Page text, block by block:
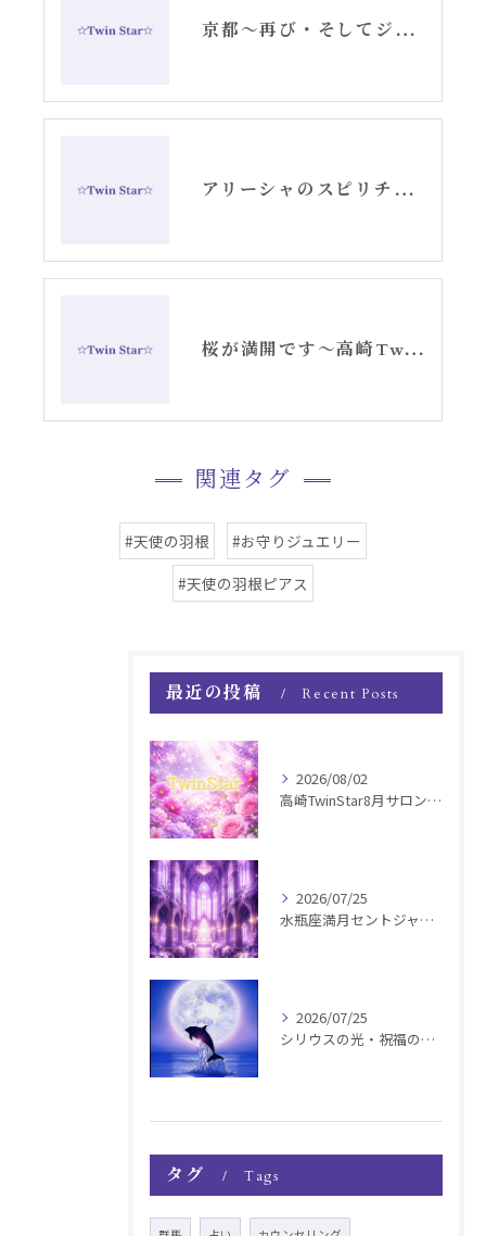
京都〜再び・そしてジャーメインGSVFを拡げて参りました〜
アリーシャのスピリチュアルひとり旅・後半〜記事まとめ〜
桜が満開です〜高崎TwinStar〜
関連タグ
#天使の羽根
#お守りジュエリー
#天使の羽根ピアス
最近の投稿 Recent Posts
2026/08/02
高崎TwinStar8月サロンお知らせ
2026/07/25
水瓶座満月セントジャーメインGSVF遠隔お知らせ
2026/07/25
シリウスの光・祝福の波動チャージ遠隔お知らせ〜銀河新年〜
タグ Tags